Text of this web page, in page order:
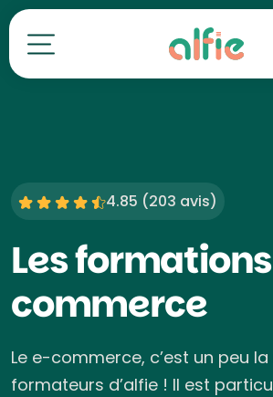
Toutes nos formations
4.85 (203 avis)
Les
commerce
Le e-commerce, c’est un peu
formateurs d’alfie ! Il est